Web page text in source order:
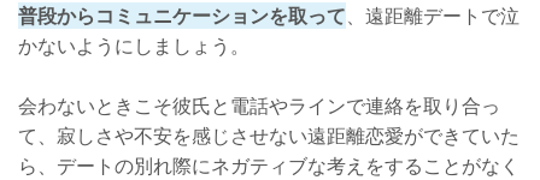
普段からコミュニケーションを取って、遠距離デートで泣
かないようにしましょう。
会わないときこそ彼氏と電話やラインで連絡を取り合っ
て、寂しさや不安を感じさせない遠距離恋愛ができていた
ら、デートの別れ際にネガティブな考えをすることがなく